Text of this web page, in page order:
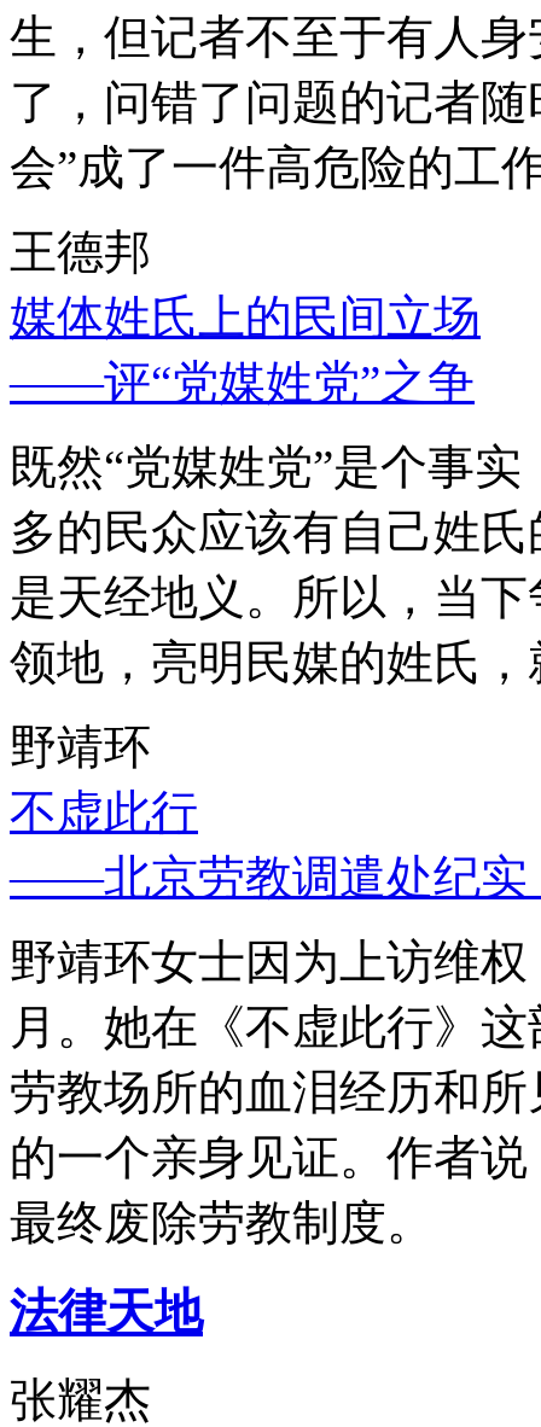
生，但记者不至于有人
了，问错了问题的记者
会”成了一件高危险的工
王德邦
媒体姓氏上的民间立场
——评“党媒姓党”之争
既然“党媒姓党”是个事
多的民众应该有自己姓
是天经地义。所以，当
领地，亮明民媒的姓氏
野靖环
不虚此行
——北京劳教调遣处纪实
野靖环女士因为上访维
月。她在《不虚此行》
劳教场所的血泪经历和
的一个亲身见证。作者
最终废除劳教制度。
法律天地
张耀杰